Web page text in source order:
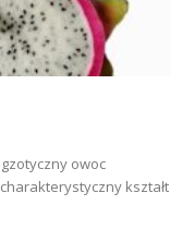
owoc
kształt